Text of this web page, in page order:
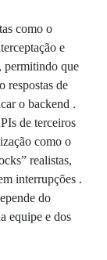
como o
e
permitindo que
respostas de
o backend .
de terceiros
como o
realistas,
interrupções .
do
equipe e dos